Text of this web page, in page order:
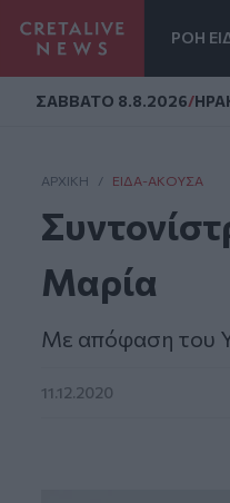
ΡΟΗ
ΣAΒΒΑΤΟ 8.8.2026/
ΑΡΧΙΚΗ / ΕΊΔΑ-ΆΚΟΥΣΑ
Μαρία
Με απόφαση του
11.12.2020